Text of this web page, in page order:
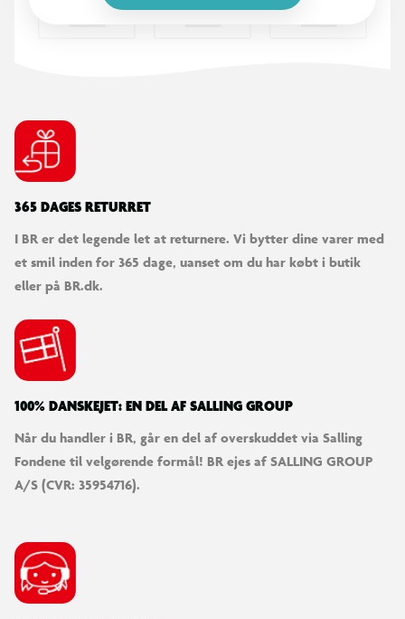
365 DAGES RETURRET
I BR er det legende let at returnere. Vi bytter dine varer med
et smil inden for 365 dage, uanset om du har købt i butik
eller på BR.dk.
100% DANSKEJET: EN DEL AF SALLING GROUP
Når du handler i BR, går en del af overskuddet via Salling
Fondene til velgørende formål! BR ejes af SALLING GROUP
A/S (CVR: 35954716).